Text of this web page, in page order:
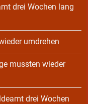
drei Wochen lang
umdrehen
mussten wieder
drei Wochen